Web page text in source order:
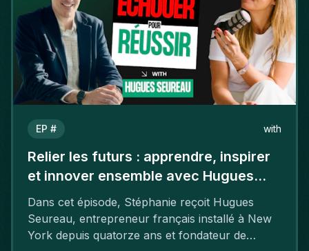
EP # with
Relier les futurs : apprendre, inspirer
et innover ensemble avec Hugues
Seureau
Dans cet épisode, Stéphanie reçoit Hugues
Seureau, entrepreneur français installé à New
York depuis quatorze ans et fondateur de